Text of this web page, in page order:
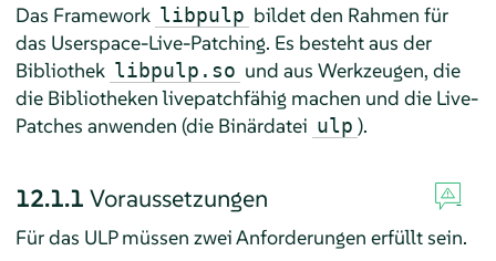
Das Framework libpulp bildet den Rahmen für
das Userspace-Live-Patching. Es besteht aus der
Bibliothek libpulp.so und aus Werkzeugen, die
die Bibliotheken livepatchfähig machen und die Live-
Patches anwenden (die Binärdatei ulp ).
12.1.1 Voraussetzungen
Für das ULP müssen zwei Anforderungen erfüllt sein.